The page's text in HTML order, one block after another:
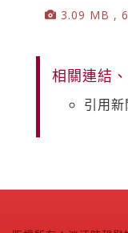
3.09 MB ,
相關連結
引用